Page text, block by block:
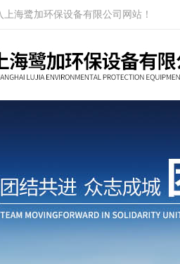
海鹭加环保设备有限公司网站！